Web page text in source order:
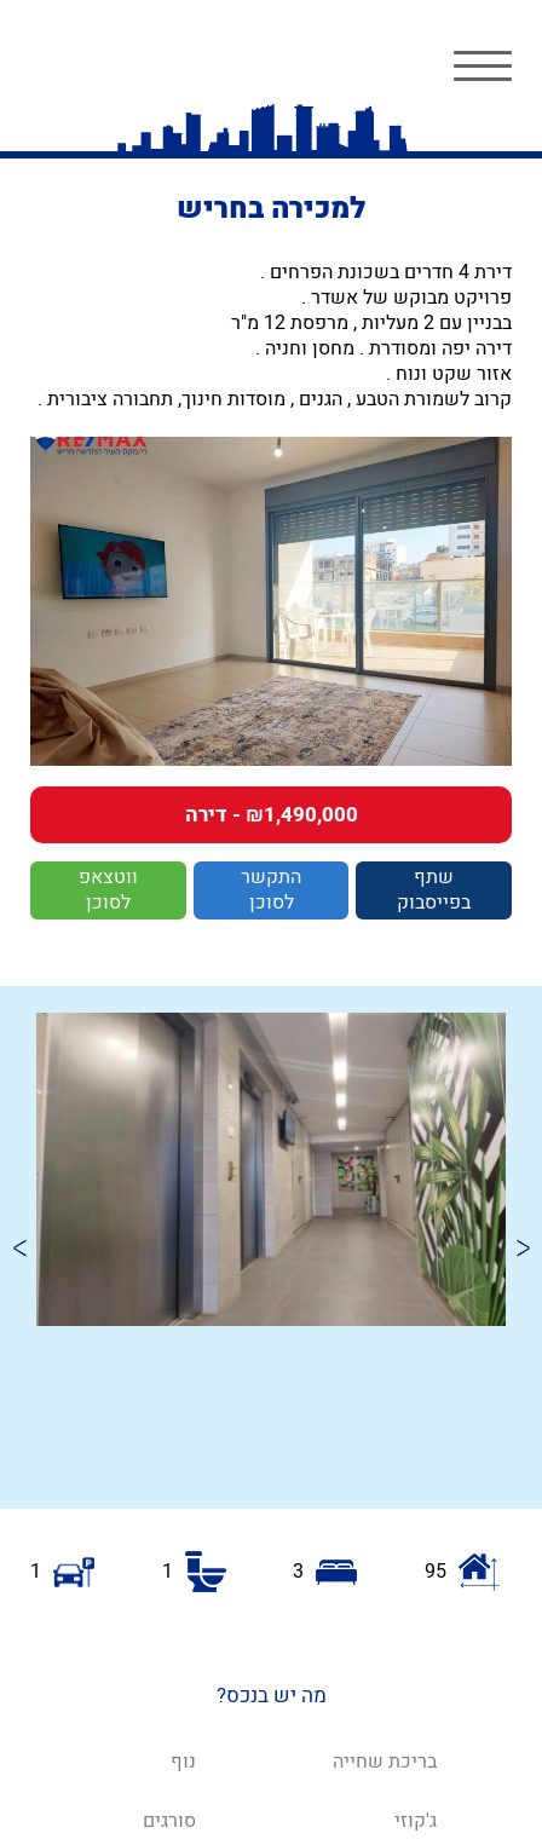
למכירה בחריש
דירת 4 חדרים בשכונת הפרחים .
פרויקט מבוקש של אשדר .
בבניין עם 2 מעליות , מרפסת 12 מ"ר
דירה יפה ומסודרת . מחסן וחניה .
אזור שקט ונוח .
קרוב לשמורת הטבע , הגנים , מוסדות חינוך, תחבורה ציבורית .
₪1,490,000 - דירה
שתף
בפייסבוק
התקשר
לסוכן
ווטצאפ
לסוכן
95
3
1
1
מה יש בנכס?
בריכת שחייה נוף
ג'קוזי סורגים